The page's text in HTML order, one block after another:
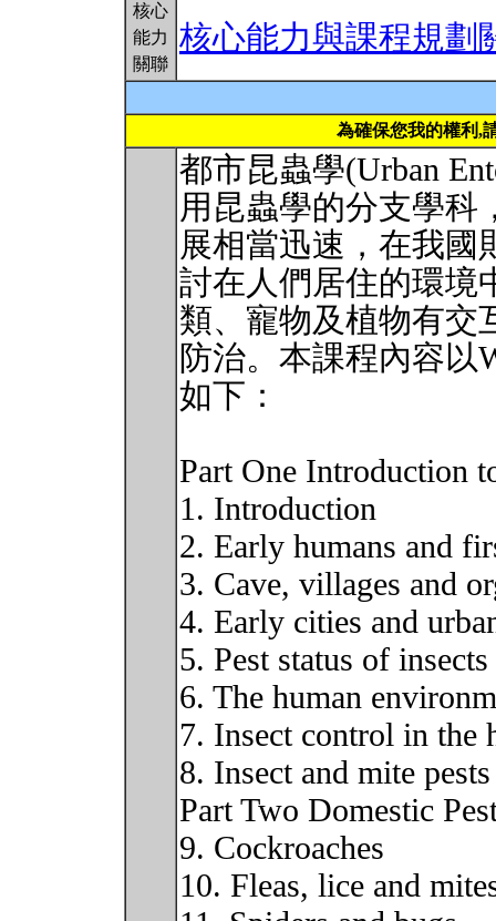
核心
能力
關聯
核心能力與課程規劃
為確保您我的權利,
都市昆蟲學(Urban
用昆蟲學的分支學科
展相當迅速，在我國
討在人們居住的環境
類、寵物及植物有交
防治。本課程內容以
如下：
Part One Introduction
1. Introduction
2. Early humans and
3. Cave, villages and
4. Early cities and
5. Pest status of
6. The human
7. Insect control in the
8. Insect and mite
Part Two Domestic
9. Cockroaches
10. Fleas, lice and